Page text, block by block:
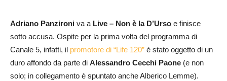
Adriano Panzironi va a Live – Non è la D’Urso e finisce
sotto accusa. Ospite per la prima volta del programma di
Canale 5, infatti, il promotore di “Life 120” è stato oggetto di un
duro affondo da parte di Alessandro Cecchi Paone (e non
solo; in collegamento è spuntato anche Alberico Lemme).